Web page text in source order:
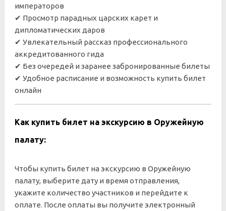
императоров
✔ Просмотр парадных царских карет и
дипломатических даров
✔ Увлекательный рассказ профессионального
аккредитованного гида
✔ Без очередей и заранее забронированные билеты
✔ Удобное расписание и возможность купить билет
онлайн
Как купить билет на экскурсию в Оружейную
палату:
Чтобы купить билет на экскурсию в Оружейную
палату, выберите дату и время отправления,
укажите количество участников и перейдите к
оплате. После оплаты вы получите электронный